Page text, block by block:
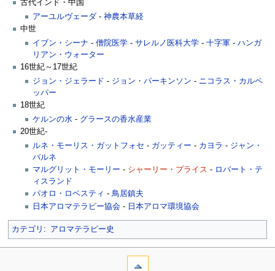
古代インド・中国
アーユルヴェーダ -神農本草経
中世
イブン・シーナ -僧院医学 -サレルノ医科大学 -十字軍 -ハンガ
リアン・ウォーター
16世紀～17世紀
ジョン・ジェラード - ジョン・パーキンソン - ニコラス・カルペ
ッパー
18世紀
ケルンの水 - グラースの香水産業
20世紀-
ルネ・モーリス・ガットフォセ - ガッティー - カヨラ - ジャン・
バルネ
マルグリット・モーリー - シャーリー・プライス - ロバート・テ
ィスランド
パオロ・ロベスティ -鳥居鎮夫
日本アロマテラピー協会 - 日本アロマ環境協会
カテゴリ : アロマテラピー史